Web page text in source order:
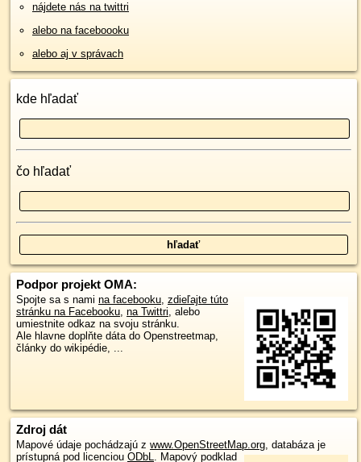
nájdete nás na twittri
alebo na faceboooku
alebo aj v správach
kde hľadať
čo hľadať
Podpor projekt OMA:
Spojte sa s nami na facebooku, zdieľajte túto
stránku na Facebooku, na Twittri, alebo
umiestnite odkaz na svoju stránku.
Ale hlavne doplňte dáta do Openstreetmap,
články do wikipédie, ...
Zdroj dát
Mapové údaje pochádzajú z www.OpenStreetMap.org, databáza je
prístupná pod licenciou ODbL. Mapový podklad